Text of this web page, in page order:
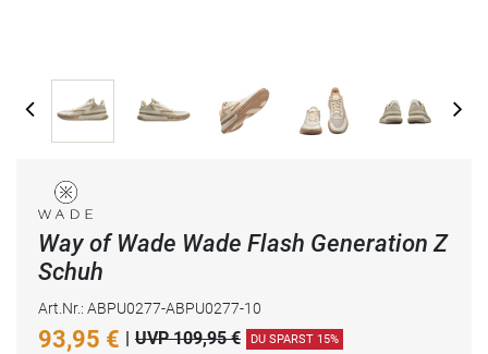
Way of Wade Wade Flash Generation Z
Schuh
Art.Nr.: ABPU0277-ABPU0277-10
93,95 € UVP 109,95 € DU SPARST 15%